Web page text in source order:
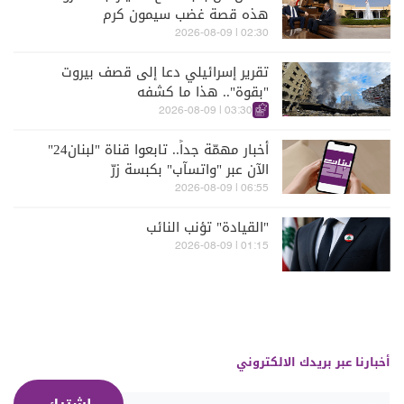
هذه قصة غضب سيمون كرم
02:30 | 2026-08-09
تقرير إسرائيلي دعا إلى قصف بيروت
"بقوة".. هذا ما كشفه
03:30 | 2026-08-09
أخبار مهمّة جداً.. تابعوا قناة "لبنان24"
الآن عبر "واتسآب" بكبسة زرّ
06:55 | 2026-08-09
"القيادة" تؤنب النائب
01:15 | 2026-08-09
أخبارنا عبر بريدك الالكتروني